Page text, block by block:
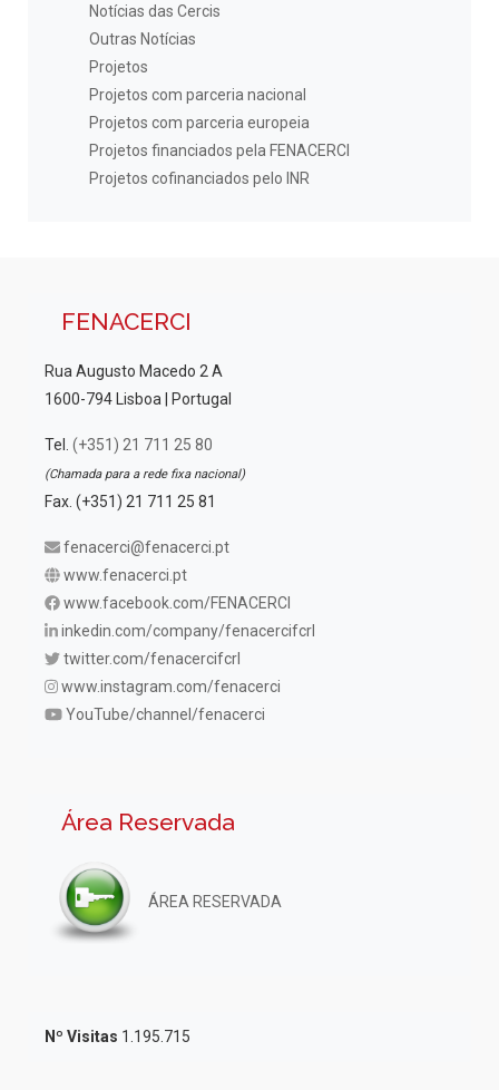
Notícias das Cercis
Outras Notícias
Projetos
Projetos com parceria nacional
Projetos com parceria europeia
Projetos financiados pela FENACERCI
Projetos cofinanciados pelo INR
FENACERCI
Rua Augusto Macedo 2 A
1600-794 Lisboa | Portugal
Tel. (+351) 21 711 25 80
(Chamada para a rede fixa nacional)
Fax. (+351) 21 711 25 81
fenacerci@fenacerci.pt
www.fenacerci.pt
www.facebook.com/FENACERCI
inkedin.com/company/fenacercifcrl
twitter.com/fenacercifcrl
www.instagram.com/fenacerci
YouTube/channel/fenacerci
Área Reservada
ÁREA RESERVADA
Nº Visitas 1.195.715